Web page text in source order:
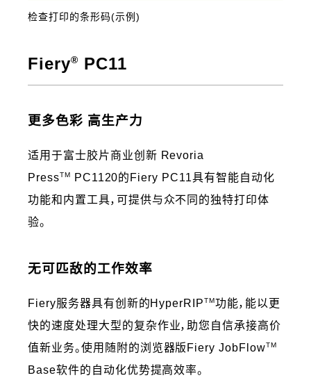
检查打印的条形码(示例)
Fiery® PC11
更多色彩 高生产力
适用于富士胶片商业创新 Revoria
PressTM
PC1120的Fiery PC11具有智能自动化
功能和内置工具，可提供与众不同的独特打印体
验。
无可匹敌的工作效率
Fiery服务器具有创新的HyperRIPTM功能，能以更
快的速度处理大型的复杂作业，助您自信承接高价
值新业务。使用随附的浏览器版Fiery JobFlowTM
Base软件的自动化优势提高效率。